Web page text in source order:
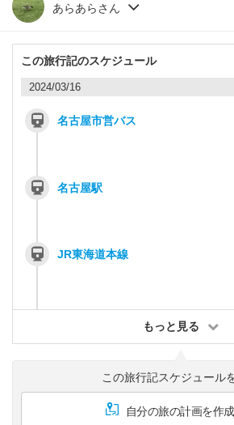
あらあらさん
この旅行記のスケジュール
2024/03/16
名古屋市営バス
名古屋駅
JR東海道本線
もっと見る
この旅行記スケジュール
自分の旅の計画を作